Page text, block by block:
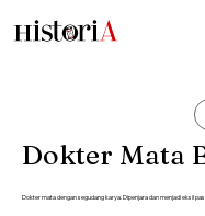
Dokter Mata
Dokter mata dengan segudang karya. Dipenjara dan menjadi eksil